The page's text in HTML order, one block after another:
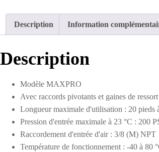
Description Information
Description
Modèle MAXPRO
Avec raccords pivotants et gaines de
Longueur maximale d'utilisation : 20 pieds
Pression d'entrée maximale à 23 °C : 200
Raccordement d'entrée d'air : 3/8 (M) NPT
Température de fonctionnement : -40 à 80